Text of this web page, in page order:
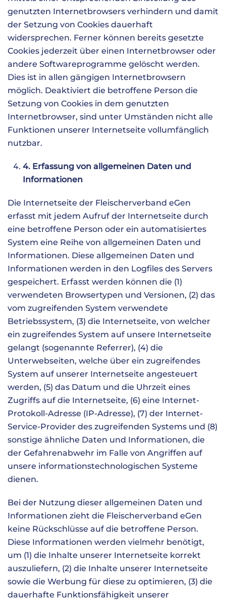
genutzten Internetbrowsers verhindern und damit
der Setzung von Cookies dauerhaft
widersprechen. Ferner können bereits gesetzte
Cookies jederzeit über einen Internetbrowser oder
andere Softwareprogramme gelöscht werden.
Dies ist in allen gängigen Internetbrowsern
möglich. Deaktiviert die betroffene Person die
Setzung von Cookies in dem genutzten
Internetbrowser, sind unter Umständen nicht alle
Funktionen unserer Internetseite vollumfänglich
nutzbar.
4. Erfassung von allgemeinen Daten und
Informationen
Die Internetseite der Fleischerverband eGen
erfasst mit jedem Aufruf der Internetseite durch
eine betroffene Person oder ein automatisiertes
System eine Reihe von allgemeinen Daten und
Informationen. Diese allgemeinen Daten und
Informationen werden in den Logfiles des Servers
gespeichert. Erfasst werden können die (1)
verwendeten Browsertypen und Versionen, (2) das
vom zugreifenden System verwendete
Betriebssystem, (3) die Internetseite, von welcher
ein zugreifendes System auf unsere Internetseite
gelangt (sogenannte Referrer), (4) die
Unterwebseiten, welche über ein zugreifendes
System auf unserer Internetseite angesteuert
werden, (5) das Datum und die Uhrzeit eines
Zugriffs auf die Internetseite, (6) eine Internet-
Protokoll-Adresse (IP-Adresse), (7) der Internet-
Service-Provider des zugreifenden Systems und (8)
sonstige ähnliche Daten und Informationen, die
der Gefahrenabwehr im Falle von Angriffen auf
unsere informationstechnologischen Systeme
dienen.
Bei der Nutzung dieser allgemeinen Daten und
Informationen zieht die Fleischerverband eGen
keine Rückschlüsse auf die betroffene Person.
Diese Informationen werden vielmehr benötigt,
um (1) die Inhalte unserer Internetseite korrekt
auszuliefern, (2) die Inhalte unserer Internetseite
sowie die Werbung für diese zu optimieren, (3) die
dauerhafte Funktionsfähigkeit unserer